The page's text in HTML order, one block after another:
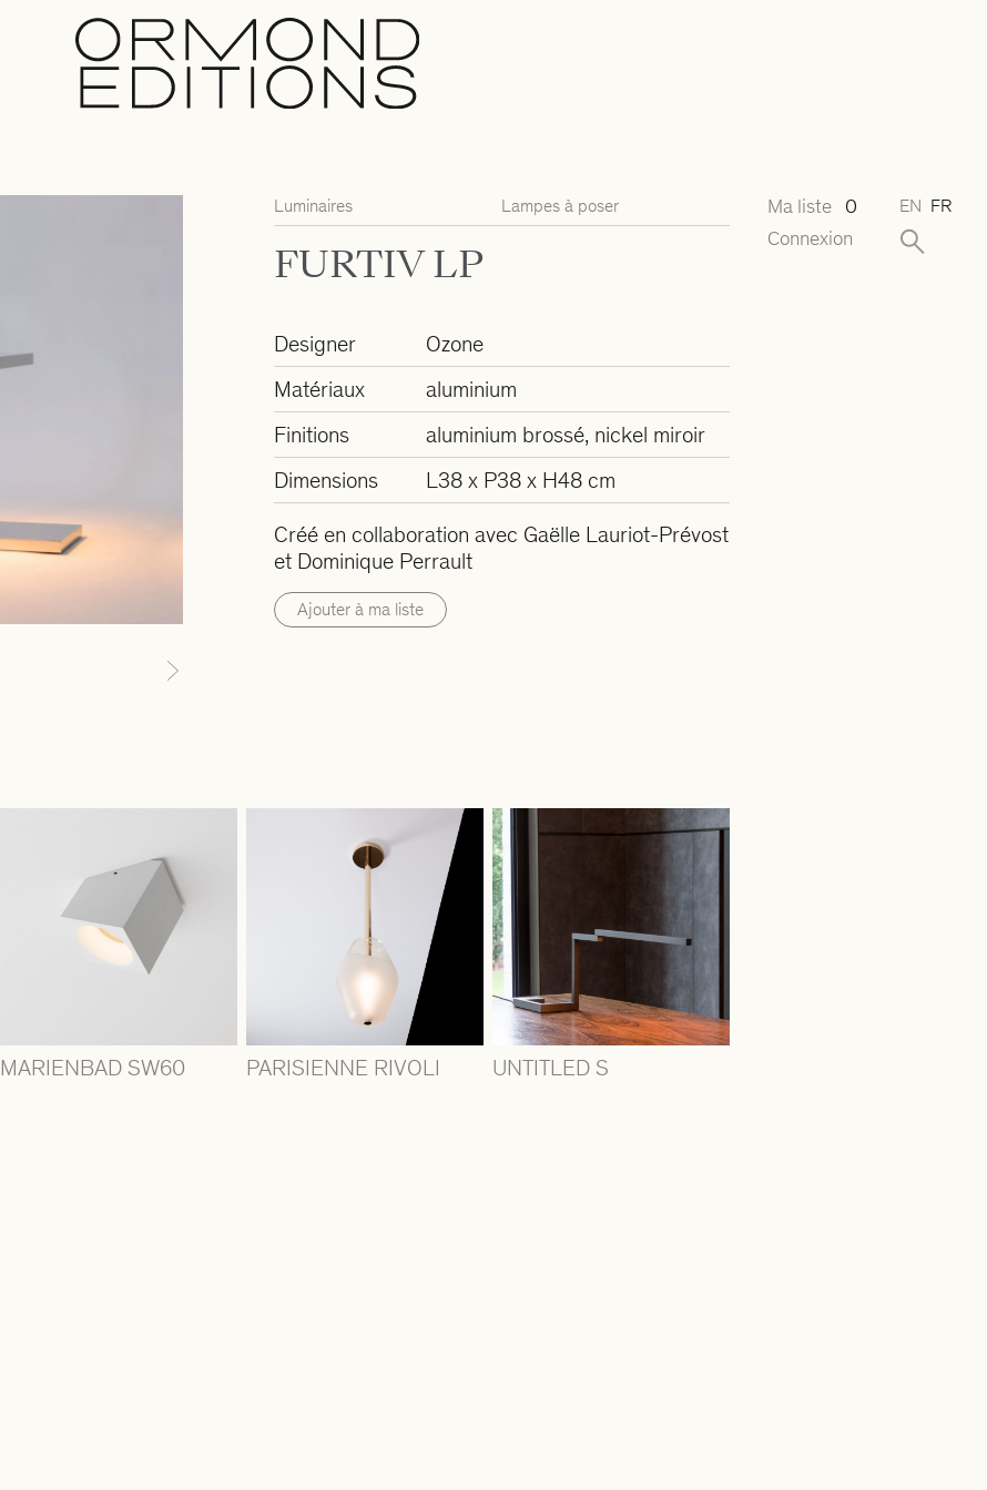
Luminaires Lampes à poser
FURTIV LP
Designer
Ozone
Matériaux
aluminium
Finitions
aluminium brossé, nickel miroir
Dimensions
L38 x P38 x H48 cm
Créé en collaboration avec Gaëlle Lauriot-Prévost
et Dominique Perrault
Ajouter à ma liste
MARIENBAD SW60 PARISIENNE RIVOLI UNTITLED S
Ma liste 0
Connexion
EN FR